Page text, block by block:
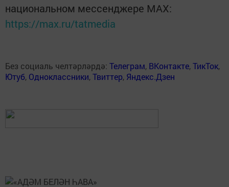
национальном мессенджере MАХ:
https://max.ru/tatmedia
Без социаль челтәрләрдә: Телеграм, ВКонтакте,ТикТок,
Ютуб, Одноклассники,Твиттер, Яндекс.Дзен